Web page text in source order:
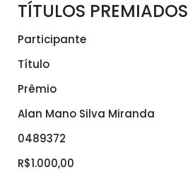
TÍTULOS PREMIADOS
Participante
Título
Prêmio
Alan Mano Silva Miranda
0489372
R$1.000,00